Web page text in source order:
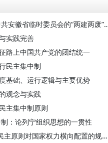
黄文治 贾牧耕：组织转型视域下中
实践完善
上中国共产党的团结统一
民主集中制
基础、运行逻辑与主要优势
观念与实践
主集中制原则
：论列宁组织思想的一贯性
钱坤：“议行合一”的再教义化——民主原则对国家权力横向配置的规范要求